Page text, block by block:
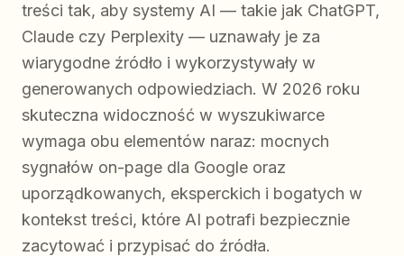
treści tak, aby systemy AI — takie jak ChatGPT,
Claude czy Perplexity — uznawały je za
wiarygodne źródło i wykorzystywały w
generowanych odpowiedziach. W 2026 roku
skuteczna widoczność w wyszukiwarce
wymaga obu elementów naraz: mocnych
sygnałów on-page dla Google oraz
uporządkowanych, eksperckich i bogatych w
kontekst treści, które AI potrafi bezpiecznie
zacytować i przypisać do źródła.